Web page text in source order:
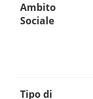
Ambito
Sociale
Tipo di